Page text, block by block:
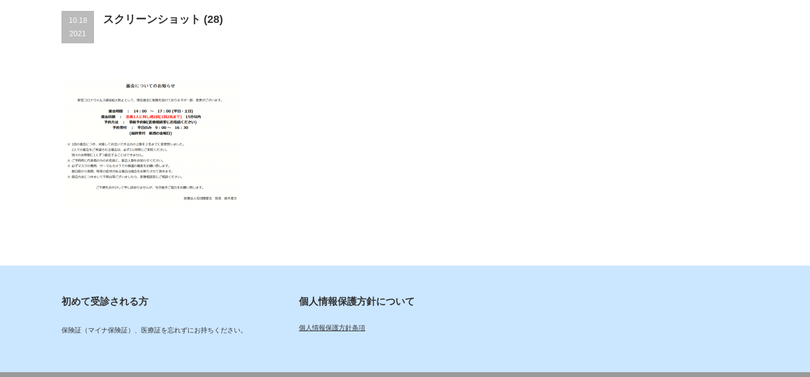
10.18
2021
スクリーンショット (28)
初めて受診される方
保険証（マイナ保険証）、医療証を忘れずにお持ちください。
個人情報保護方針について
個人情報保護方針条項